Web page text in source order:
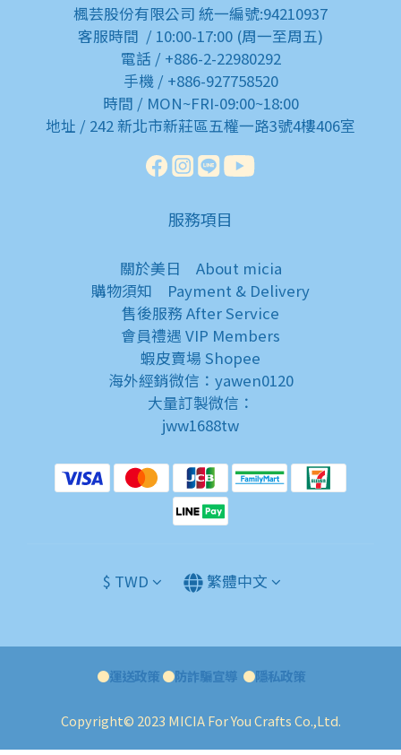
楓芸股份有限公司 統一編號:94210937
客服時間 / 10:00-17:00 (周一至周五)
電話 / +886-2-22980292
手機 / +886-927758520
時間 / MON~FRI-09:00~18:00
地址 / 242 新北市新莊區五權一路3號4樓406室
服務項目
關於美日 About micia
購物須知 Payment & Delivery
售後服務 After Service
會員禮遇 VIP Members
蝦皮賣場 Shopee
海外經銷微信：yawen0120
大量訂製微信：
jww1688tw
$ TWD 繁體中文
●運送政策●防詐騙宣導●隱私政策
Copyright© 2023 MICIA For You Crafts Co.,Ltd.